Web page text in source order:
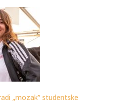
„mozak” studentske